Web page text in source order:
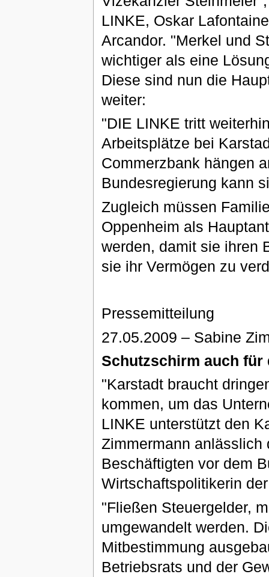
LINKE, Oskar
Arcandor. "Merkel und
wichtiger als eine
Diese sind nun die
weiter:
"DIE LINKE tritt
Arbeitsplätze bei
Commerzbank hängen
Bundesregierung kann
Zugleich müssen
Oppenheim als
werden, damit sie ihren
sie ihr Vermögen zu
Pressemitteilung
27.05.2009 – Sabine
Schutzschirm auch für
"Karstadt braucht
kommen, um das
LINKE unterstützt den
Zimmermann anlässlich
Beschäftigten vor dem
Wirtschaftspolitikerin
"Fließen Steuergelder,
umgewandelt werden.
Mitbestimmung
Betriebsrats und der